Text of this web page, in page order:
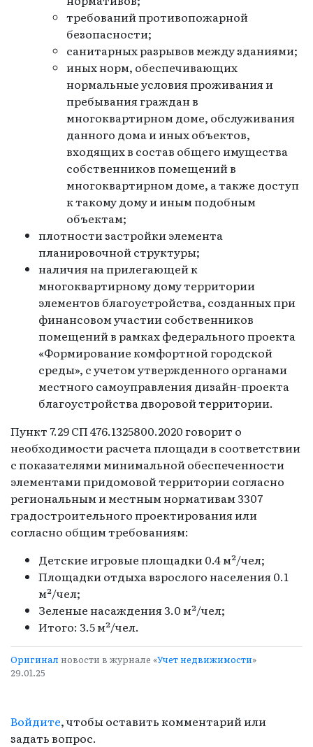
требований противопожарной
безопасности;
санитарных разрывов между зданиями;
иных норм, обеспечивающих
нормальные условия проживания и
пребывания граждан в
многоквартирном доме, обслуживания
данного дома и иных объектов,
входящих в состав общего имущества
собственников помещений в
многоквартирном доме, а также доступ
к такому дому и иным подобным
объектам;
плотности застройки элемента
планировочной структуры;
наличия на прилегающей к
многоквартирному дому территории
элементов благоустройства, созданных при
финансовом участии собственников
помещений в рамках федерального проекта
«Формирование комфортной городской
среды», с учетом утвержденного органами
местного самоуправления дизайн-проекта
благоустройства дворовой территории.
Пункт 7.29 СП 476.1325800.2020 говорит о
необходимости расчета площади в соответствии
с показателями минимальной обеспеченности
элементами придомовой территории согласно
региональным и местным нормативам 3307
градостроительного проектирования или
согласно общим требованиям:
Детские игровые площадки 0.4 м²/чел;
Площадки отдыха взрослого населения 0.1
м²/чел;
Зеленые насаждения 3.0 м²/чел;
Итого: 3.5 м²/чел.
Оригинал новости в журнале «Учет недвижимости»
29.01.25
Войдите, чтобы оставить комментарий или
задать вопрос.